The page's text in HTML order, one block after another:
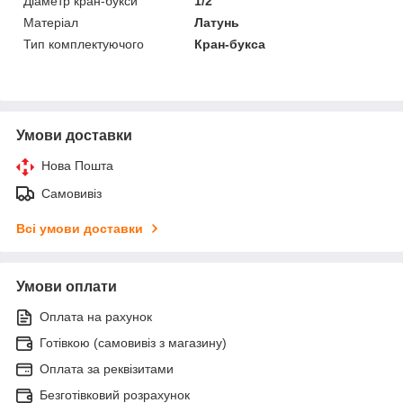
Матеріал
Латунь
Тип комплектуючого
Кран-букса
Умови доставки
Нова Пошта
Самовивіз
Всі умови доставки
Умови оплати
Оплата на рахунок
Готівкою (самовивіз з магазину)
Оплата за реквізитами
Безготівковий розрахунок